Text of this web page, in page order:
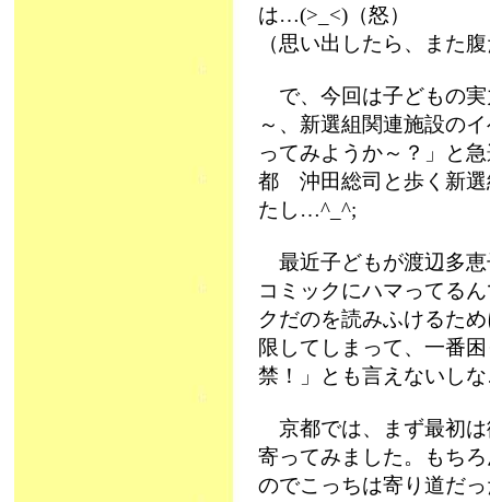
は…(>_<)（怒）
（思い出したら、また
で、今回は子どもの実
～、新選組関連施設の
ってみようか～？」と
都 沖田総司と歩く新選
たし…^_^;
最近子どもが渡辺多恵
コミックにハマってる
クだのを読みふけるた
限してしまって、一番
禁！」とも言えないし
京都では、まず最初は
寄ってみました。もち
のでこっちは寄り道だ